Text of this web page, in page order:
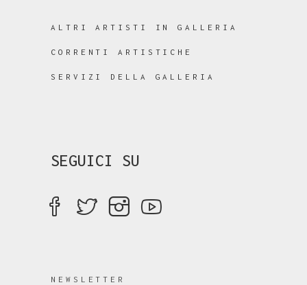
ALTRI ARTISTI IN GALLERIA
CORRENTI ARTISTICHE
SERVIZI DELLA GALLERIA
SEGUICI SU
NEWSLETTER